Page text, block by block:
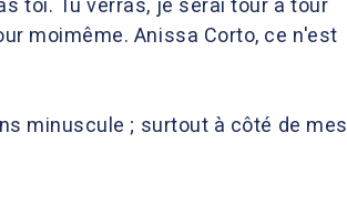
toi. Tu verras, je serai tour à tour
moimême. Anissa Corto, ce n'est
minuscule ; surtout à côté de mes